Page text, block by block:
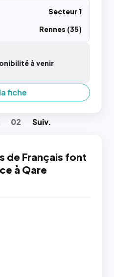
Secteur 1
Rennes (35)
à venir
fiche
02 Suiv.
de Français font
à Qare